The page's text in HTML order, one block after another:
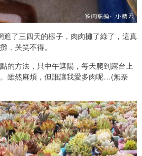
遮了三四天的樣子，肉肉攤了綠了，這真
，哭笑不得。
的方法，只中午遮陽，每天爬到露台上
雖然麻煩，但誰讓我愛多肉呢…(無奈